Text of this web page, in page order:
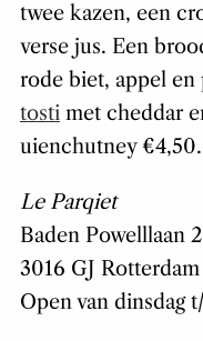
twee kazen, een
verse jus. Een
rode biet, appel en
tostimet cheddar
uienchutney €4,50.
Le Parqiet
Baden Powelllaan
3016 GJ Rotterdam
Open van dinsdag